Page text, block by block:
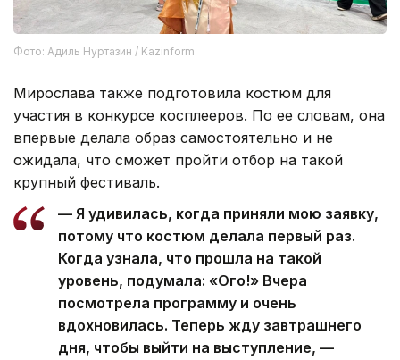
Фото: Адиль Нуртазин / Kazinform
Мирослава также подготовила костюм для
участия в конкурсе косплееров. По ее словам, она
впервые делала образ самостоятельно и не
ожидала, что сможет пройти отбор на такой
крупный фестиваль.
— Я удивилась, когда приняли мою заявку,
потому что костюм делала первый раз.
Когда узнала, что прошла на такой
уровень, подумала: «Ого!» Вчера
посмотрела программу и очень
вдохновилась. Теперь жду завтрашнего
дня, чтобы выйти на выступление, —